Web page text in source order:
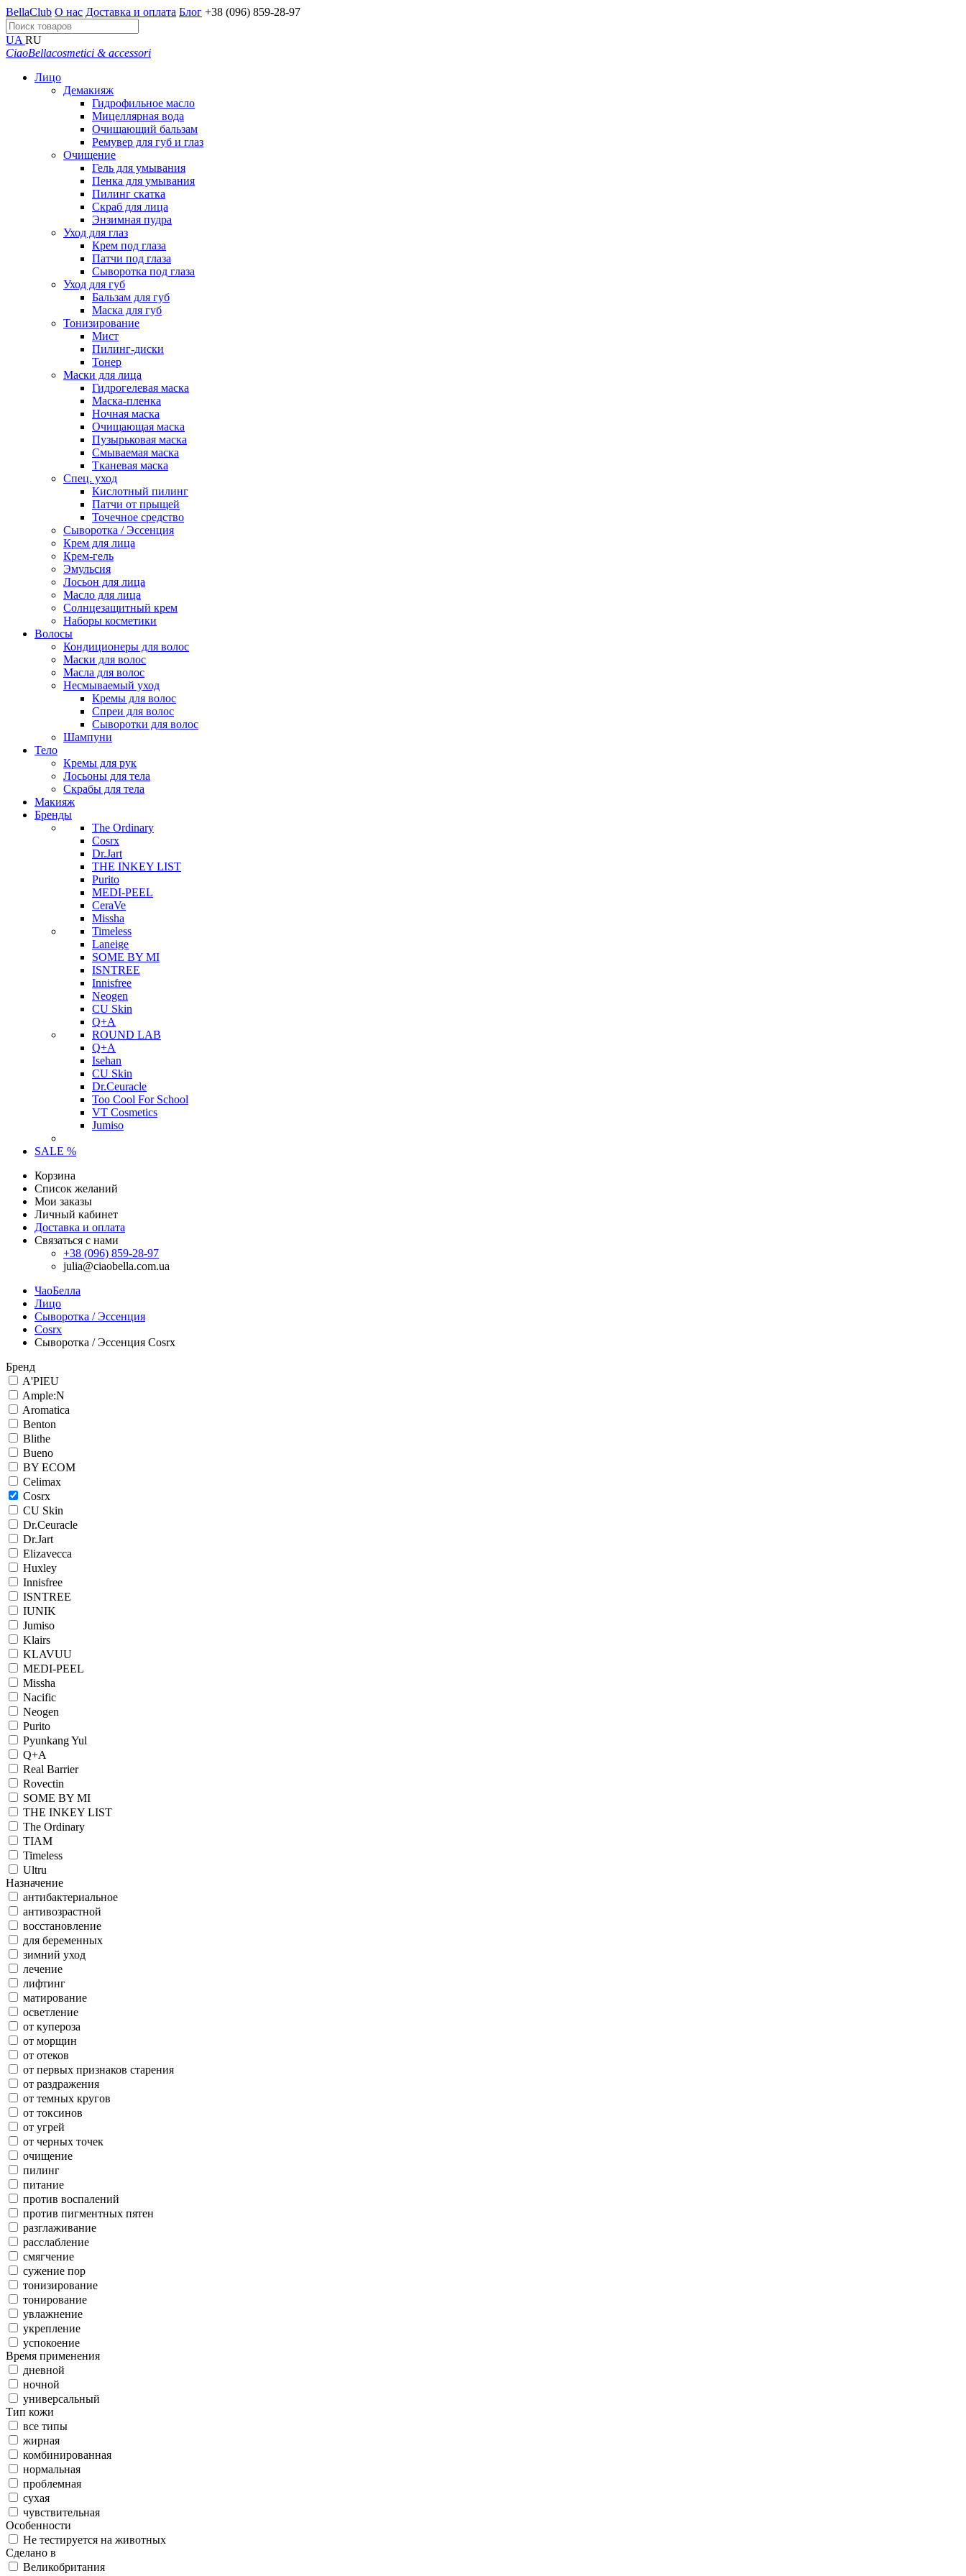
BellaClub О нас Доставка и оплата Блог +38 (096) 859-28-97
UA RU
CiaoBellacosmetici & accessori
Лицо
Демакияж
Гидрофильное масло
Мицеллярная вода
Очищающий бальзам
Ремувер для губ и глаз
Очищение
Гель для умывания
Пенка для умывания
Пилинг скатка
Скраб для лица
Энзимная пудра
Уход для глаз
Крем под глаза
Патчи под глаза
Сыворотка под глаза
Уход для губ
Бальзам для губ
Маска для губ
Тонизирование
Мист
Пилинг-диски
Тонер
Маски для лица
Гидрогелевая маска
Маска-пленка
Ночная маска
Очищающая маска
Пузырьковая маска
Смываемая маска
Тканевая маска
Спец. уход
Кислотный пилинг
Патчи от прыщей
Точечное средство
Сыворотка / Эссенция
Крем для лица
Крем-гель
Эмульсия
Лосьон для лица
Масло для лица
Солнцезащитный крем
Наборы косметики
Волосы
Кондиционеры для волос
Маски для волос
Масла для волос
Несмываемый уход
Кремы для волос
Спреи для волос
Сыворотки для волос
Шампуни
Тело
Кремы для рук
Лосьоны для тела
Скрабы для тела
Макияж
Бренды
The Ordinary
Cosrx
Dr.Jart
THE INKEY LIST
Purito
MEDI-PEEL
CeraVe
Missha
Timeless
Laneige
SOME BY MI
ISNTREE
Innisfree
Neogen
CU Skin
Q+A
ROUND LAB
Q+A
Isehan
CU Skin
Dr.Ceuracle
Too Cool For School
VT Cosmetics
Jumiso
SALE %
Корзина
Список желаний
Мои заказы
Личный кабинет
Доставка и оплата
Связаться с нами
+38 (096) 859-28-97
julia@ciaobella.com.ua
ЧаоБелла
Лицо
Сыворотка / Эссенция
Cosrx
Сыворотка / Эссенция Cosrx
Бренд
A'PIEU
Ample:N
Aromatica
Benton
Blithe
Bueno
BY ECOM
Celimax
Cosrx
CU Skin
Dr.Ceuracle
Dr.Jart
Elizavecca
Huxley
Innisfree
ISNTREE
IUNIK
Jumiso
Klairs
KLAVUU
MEDI-PEEL
Missha
Nacific
Neogen
Purito
Pyunkang Yul
Q+A
Real Barrier
Rovectin
SOME BY MI
THE INKEY LIST
The Ordinary
TIAM
Timeless
Ultru
Назначение
антибактериальное
антивозрастной
восстановление
для беременных
зимний уход
лечение
лифтинг
матирование
осветление
от купероза
от морщин
от отеков
от первых признаков старения
от раздражения
от темных кругов
от токсинов
от угрей
от черных точек
очищение
пилинг
питание
против воспалений
против пигментных пятен
разглаживание
расслабление
смягчение
сужение пор
тонизирование
тонирование
увлажнение
укрепление
успокоение
Время применения
дневной
ночной
универсальный
Тип кожи
все типы
жирная
комбинированная
нормальная
проблемная
сухая
чувствительная
Особенности
Не тестируется на животных
Сделано в
Великобритания